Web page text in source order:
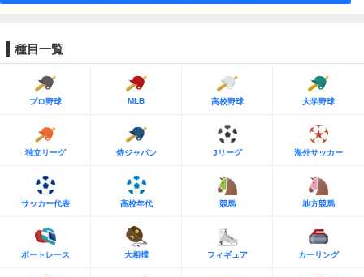
種目一覧
プロ野球 MLB 高校野球 大学野球
独立リーグ 侍ジャパン Jリーグ 海外サッカー
サッカー代表 高校年代 競馬 地方競馬
ボートレース 大相撲 フィギュア カーリング